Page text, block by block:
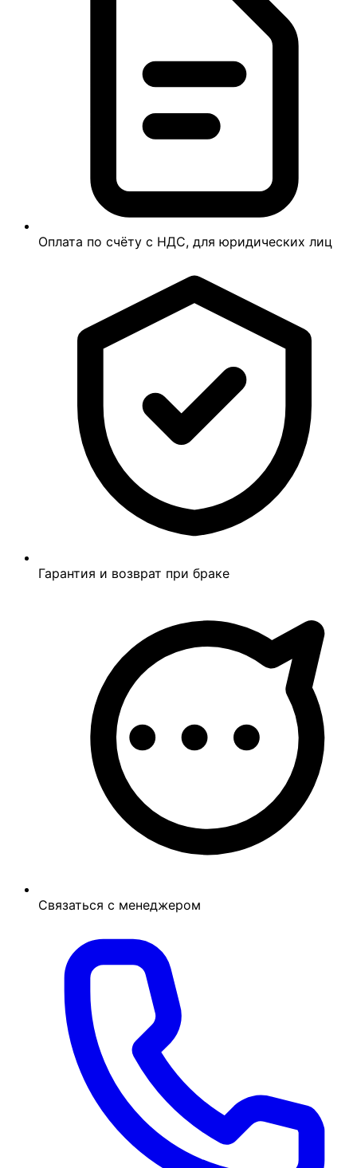
Оплата по счёту с НДС, для юридических лиц
Гарантия и возврат при браке
Связаться с менеджером